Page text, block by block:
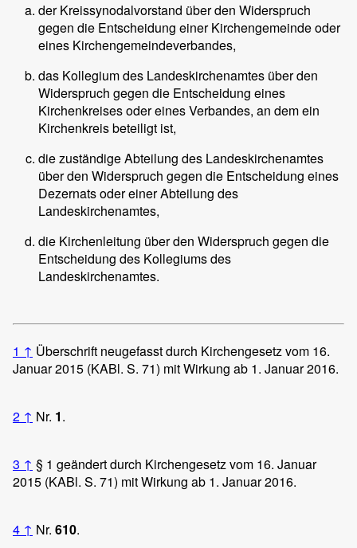
der Kreissynodalvorstand über den Widerspruch
gegen die Entscheidung einer Kirchengemeinde oder
eines Kirchengemeindeverbandes,
das Kollegium des Landeskirchenamtes über den
Widerspruch gegen die Entscheidung eines
Kirchenkreises oder eines Verbandes, an dem ein
Kirchenkreis beteiligt ist,
die zuständige Abteilung des Landeskirchenamtes
über den Widerspruch gegen die Entscheidung eines
Dezernats oder einer Abteilung des
Landeskirchenamtes,
die Kirchenleitung über den Widerspruch gegen die
Entscheidung des Kollegiums des
Landeskirchenamtes.
1 ↑ Überschrift neugefasst durch Kirchengesetz vom 16.
Januar 2015 (KABl. S. 71) mit Wirkung ab 1. Januar 2016.
2 ↑ Nr. 1.
3 ↑ § 1 geändert durch Kirchengesetz vom 16. Januar
2015 (KABl. S. 71) mit Wirkung ab 1. Januar 2016.
4 ↑ Nr. 610.